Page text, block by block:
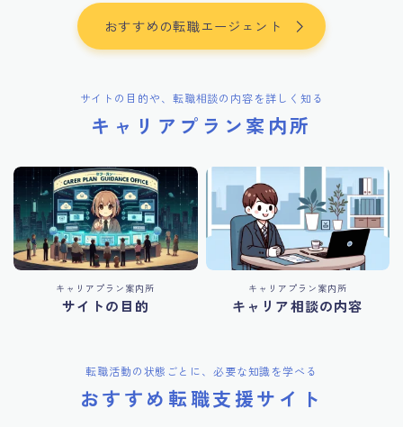
おすすめの転職エージェント
サイトの目的や、転職相談の内容を詳しく知る
キャリアプラン案内所
キャリアプラン案内所
サイトの目的
キャリアプラン案内所
キャリア相談の内容
転職活動の状態ごとに、必要な知識を学べる
おすすめ転職支援サイト